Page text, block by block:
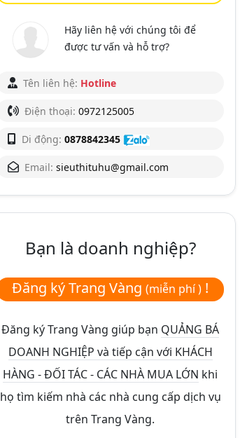
Hãy liên hệ với chúng tôi để
được tư vấn và hỗ trợ?
Tên liên hệ: Hotline
Điện thoại: 0972125005
Di động: 0878842345
Email: sieuthituhu@gmail.com
Bạn là doanh nghiệp?
Đăng ký Trang Vàng (miễn phí ) !
Đăng ký Trang Vàng giúp bạn QUẢNG BÁ
DOANH NGHIỆP và tiếp cận với KHÁCH
HÀNG - ĐỐI TÁC - CÁC NHÀ MUA LỚN khi
họ tìm kiếm nhà các nhà cung cấp dịch vụ
trên Trang Vàng.